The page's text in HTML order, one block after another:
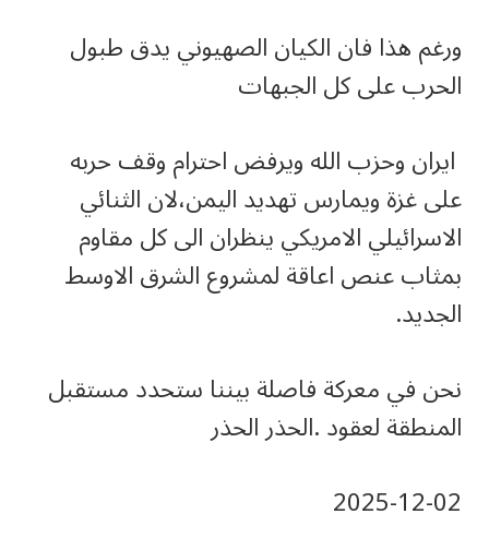
ورغم هذا فان الكيان الصهيوني يدق طبول
الحرب على كل الجبهات
ايران وحزب الله ويرفض احترام وقف حربه
على غزة ويمارس تهديد اليمن،لان الثنائي
الاسرائيلي الامريكي ينظران الى كل مقاوم
بمثاب عنص اعاقة لمشروع الشرق الاوسط
الجديد.
نحن في معركة فاصلة بيننا ستحدد مستقبل
المنطقة لعقود .الحذر الحذر
‎2025-‎12-‎02